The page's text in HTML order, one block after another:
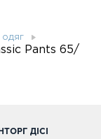
ОДЯГ
Pants 65/
ДІСІ